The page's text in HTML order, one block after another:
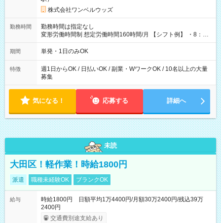
株式会社ワンベルウッズ
勤務時間
勤務時間は指定なし
変形労働時間制 想定労働時間160時間/月 【シフト例】 ・8：00
～21：00
期間 単発・1日のみOK
特徴
週1日からOK / 日払いOK / 副業・WワークOK / 10名以上の大量
募集
気になる！ 応募する 詳細へ
未読
大田区！軽作業！時給1800円
派遣 職種未経験OK ブランクOK
給与
時給1800円 日額平均1万4400円/月額30万2400円/残込39万
2400円
交通費別途支給あり